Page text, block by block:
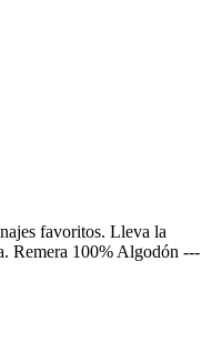
favoritos. Lleva la
Remera 100% Algodón ---